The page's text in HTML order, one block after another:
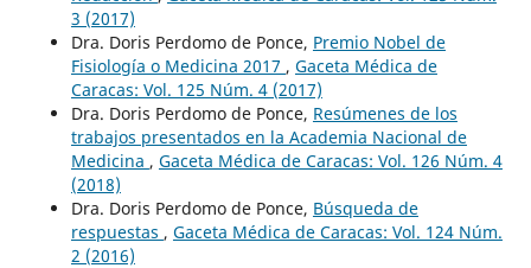
3 (2017)
Dra. Doris Perdomo de Ponce, Premio Nobel de
Fisiología o Medicina 2017 , Gaceta Médica de
Caracas: Vol. 125 Núm. 4 (2017)
Dra. Doris Perdomo de Ponce, Resúmenes de los
trabajos presentados en la Academia Nacional de
Medicina , Gaceta Médica de Caracas: Vol. 126 Núm. 4
(2018)
Dra. Doris Perdomo de Ponce, Búsqueda de
respuestas , Gaceta Médica de Caracas: Vol. 124 Núm.
2 (2016)